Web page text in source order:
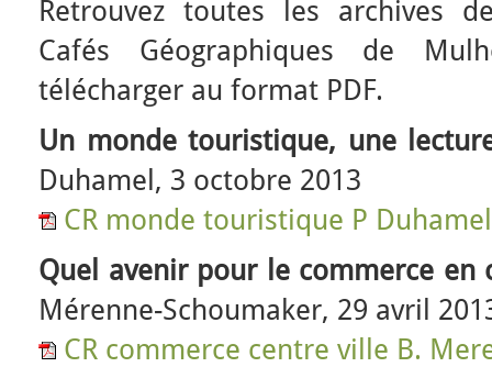
Retrouvez toutes les archives
Cafés Géographiques de
télécharger au format PDF.
Un monde touristique, une
Duhamel, 3 octobre 2013
CR monde touristique P
Quel avenir pour le commerce en
Mérenne-Schoumaker, 29 avril
CR commerce centre ville B.